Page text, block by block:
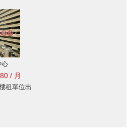
心
/ 月
租單位出